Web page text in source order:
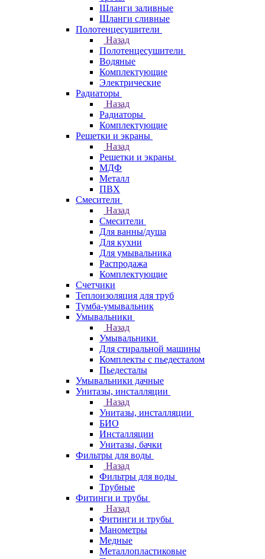
Шланги заливные
Шланги сливные
Полотенцесушители
Назад
Полотенцесушители
Водяные
Комплектующие
Электрические
Радиаторы
Назад
Радиаторы
Комплектующие
Решетки и экраны
Назад
Решетки и экраны
МДФ
Металл
ПВХ
Смесители
Назад
Смесители
Для ванны/душа
Для кухни
Для умывальника
Распродажа
Комплектующие
Счетчики
Теплоизоляция для труб
Тумба-умывальник
Умывальники
Назад
Умывальники
Для стиральной машины
Комплекты с пьедесталом
Пьедесталы
Умывальники дачные
Унитазы, инсталляции
Назад
Унитазы, инсталляции
БИО
Инсталляции
Унитазы, бачки
Фильтры для воды
Назад
Фильтры для воды
Трубные
Фитинги и трубы
Назад
Фитинги и трубы
Манометры
Медные
Металлопластиковые